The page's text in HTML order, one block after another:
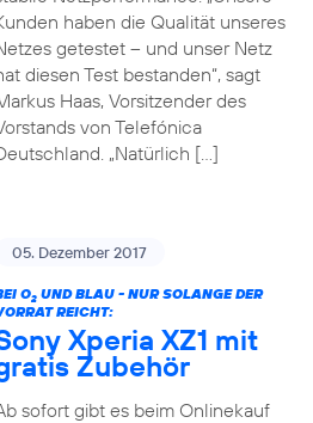
haben die Qualität unseres
getestet – und unser Netz
diesen Test bestanden“, sagt
Haas, Vorsitzender des
von Telefónica
„Natürlich […]
05. Dezember 2017
O2UND BLAU - NUR SOLANGE DER
REICHT:
Xperia XZ1 mit
Zubehör
sofort gibt es beim Onlinekauf